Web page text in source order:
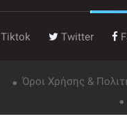
Tiktok Twitter
Όροι Χρήσης &